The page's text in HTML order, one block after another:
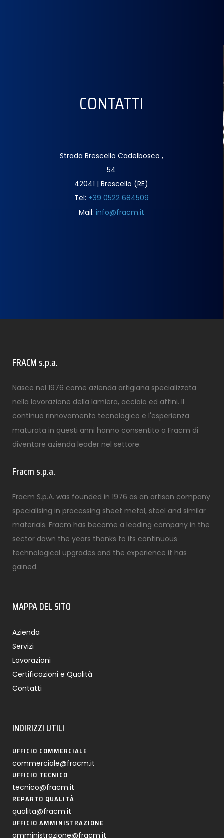
CONTATTI
Strada Brescello Cadelbosco ,
54
42041 | Brescello (RE)
Tel: +39 0522 684509
Mail: info@fracm.it
FRACM s.p.a.
Nasce nel 1976 come azienda artigiana specializzata
nella lavorazione della lamiera, acciaio ed affini. Il
continuo rinnovamento tecnologico e l'esperienza
maturata in questi anni hanno consentito a Fracm di
diventare azienda leader nel settore.
Fracm s.p.a.
Fracm S.p.A. was founded in 1976 as an artisan company
specialising in processing sheet metal, steel and similar
materials. Fracm has become a leading company in the
sector down the years thanks to its continuous
technological upgrades and the experience it has
gained.
MAPPA DEL SITO
Azienda
Servizi
Lavorazioni
Certificazioni e Qualità
Contatti
INDIRIZZI UTILI
UFFICIO COMMERCIALE
commerciale@fracm.it
UFFICIO TECNICO
tecnico@fracm.it
REPARTO QUALITÀ
qualita@fracm.it
UFFICIO AMMINISTRAZIONE
amministrazione@fracm.it